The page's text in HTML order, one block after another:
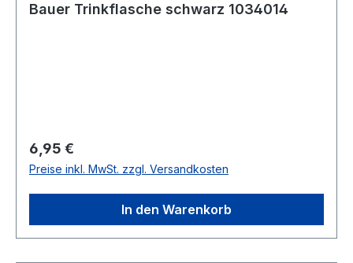
Bauer Trinkflasche schwarz 1034014
Regulärer Preis:
6,95 €
Preise inkl. MwSt. zzgl. Versandkosten
In den Warenkorb